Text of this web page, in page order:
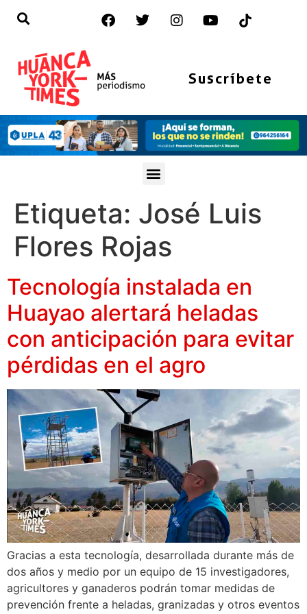
Suscríbete
Etiqueta: José Luis
Flores Rojas
Tecnología instalada en
Huayao alertará heladas
con anticipación para evitar
pérdidas en el agro
Gracias a esta tecnología, desarrollada durante más de
dos años y medio por un equipo de 15 investigadores,
agricultores y ganaderos podrán tomar medidas de
prevención frente a heladas, granizadas y otros eventos